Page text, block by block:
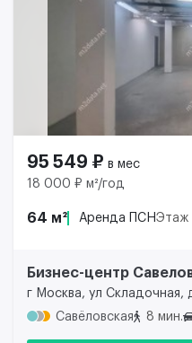
95 549 ₽ в мес
18 000 ₽ м²/год
64 м² Аренда ПСНЭтаж
Бизнес-центр
г Москва, ул Складочная,
Савёловская
8 мин.